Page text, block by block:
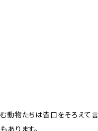
動物たちは皆口をそろえて言
あります。